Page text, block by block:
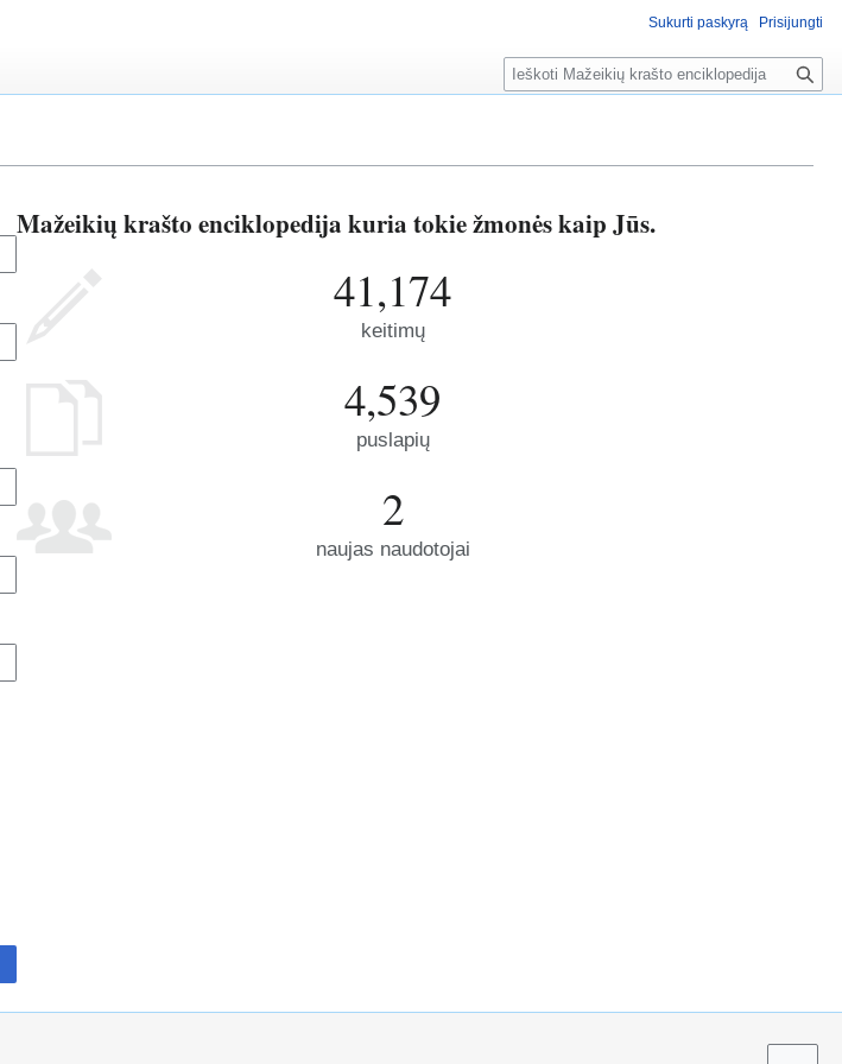
Mažeikių krašto enciklopedija kuria tokie žmonės kaip Jūs.
41,174
keitimų
4,539
puslapių
2
naujas naudotojai
Sukurti paskyrą Prisijungti
P
a
š
a